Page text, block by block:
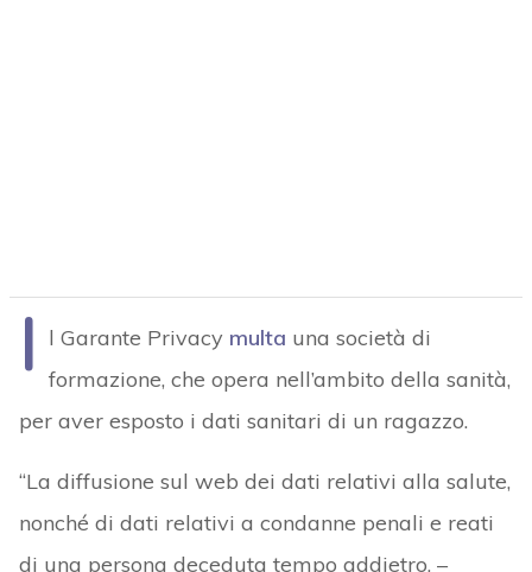
I l Garante Privacy multa una società di
formazione, che opera nell’ambito della sanità,
per aver esposto i dati sanitari di un ragazzo.
“La diffusione sul web dei dati relativi alla salute,
nonché di dati relativi a condanne penali e reati
di una persona deceduta tempo addietro, –